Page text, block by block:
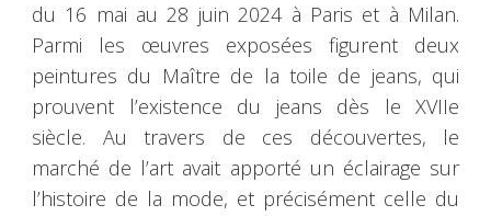
du 16 mai au 28 juin 2024 à Paris et à Milan.
Parmi les œuvres exposées figurent deux
peintures du Maître de la toile de jeans, qui
prouvent l’existence du jeans dès le XVIIe
siècle. Au travers de ces découvertes, le
marché de l’art avait apporté un éclairage sur
l’histoire de la mode, et précisément celle du